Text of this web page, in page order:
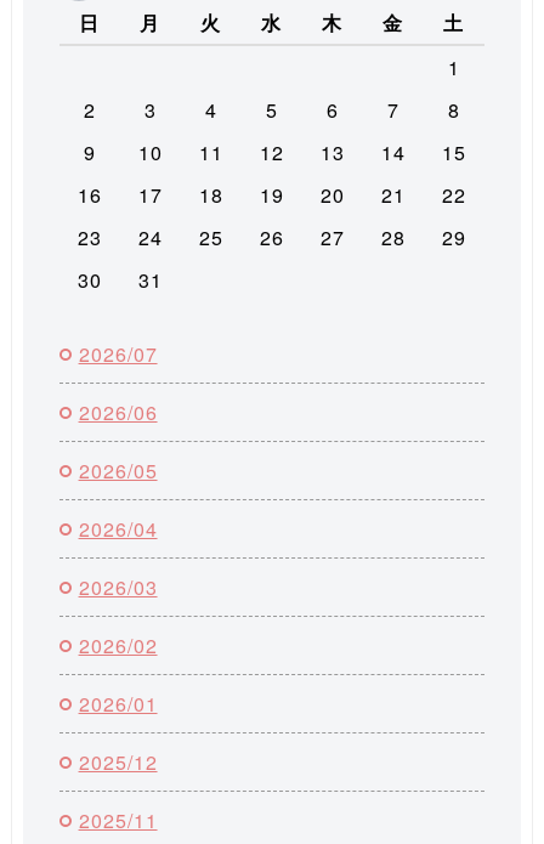
日
月 火 水 木 金
土
1
2
3 4 5 6 7
8
9
10 11 12 13 14
15
16
17 18 19 20 21
22
23
24 25 26 27 28
29
30
31
2026/07
2026/06
2026/05
2026/04
2026/03
2026/02
2026/01
2025/12
2025/11